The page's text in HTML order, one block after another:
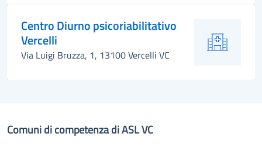
Centro Diurno psicoriabilitativo
Vercelli
Via Luigi Bruzza, 1, 13100 Vercelli VC
Comuni di competenza di ASL VC